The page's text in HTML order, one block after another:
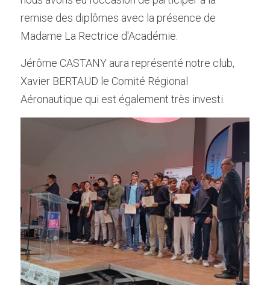
remise des diplômes avec la présence de
Madame La Rectrice d'Académie.
Jérôme CASTANY aura représenté notre club,
Xavier BERTAUD le Comité Régional
Aéronautique qui est également très investi.